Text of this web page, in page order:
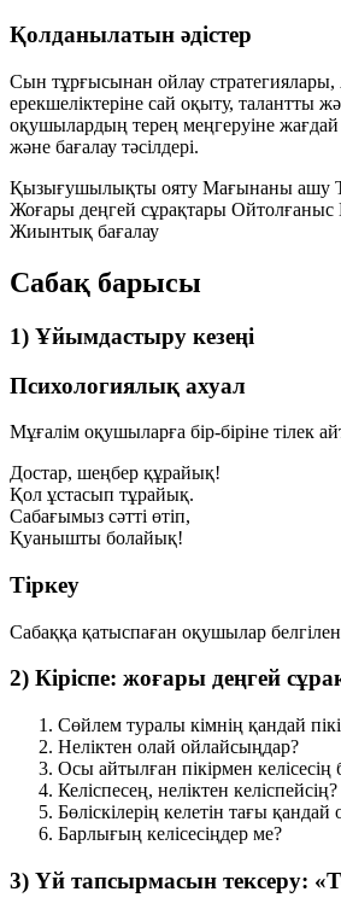
Қолданылатын әдістер
Сын тұрғысынан ойлау
ерекшеліктеріне сай оқыту, талантты
оқушылардың терең меңгеруіне
және бағалау тәсілдері.
Қызығушылықты ояту Мағынаны ашу
Жоғары деңгей сұрақтары Ойтолғаныс
Жиынтық бағалау
Сабақ барысы
1) Ұйымдастыру кезеңі
Психологиялық ахуал
Мұғалім оқушыларға бір-біріне тілек
Достар, шеңбер құрайық!
Қол ұстасып тұрайық.
Сабағымыз сәтті өтіп,
Қуанышты болайық!
Тіркеу
Сабаққа қатыспаған оқушылар
2) Кіріспе: жоғары деңгей
Сөйлем туралы кімнің қандай
Неліктен олай ойлайсыңдар?
Осы айтылған пікірмен келісесің
Келіспесең, неліктен келіспейсің?
Бөліскілерің келетін тағы
Барлығың келісесіңдер ме?
3) Үй тапсырмасын тексеру: